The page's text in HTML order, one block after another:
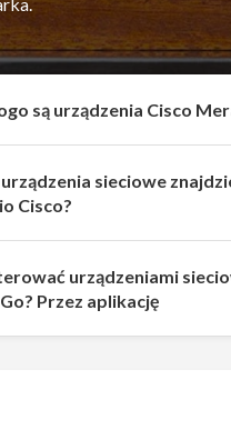
Udostępnij
są urządzenia Cisco
urządzenia sieciowe
Cisco?
urządzeniami
Przez aplikację